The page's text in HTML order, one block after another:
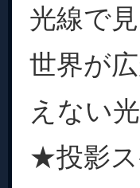
光線で
世界が
えない
★投影ス